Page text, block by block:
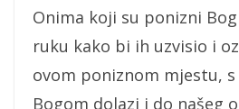
Onima koji su ponizni
ruku kako bi ih uzvisio i
ovom poniznom mjestu,
Bogom dolazi i do našeg